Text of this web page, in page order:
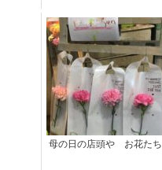
母の日の店頭や お花たち